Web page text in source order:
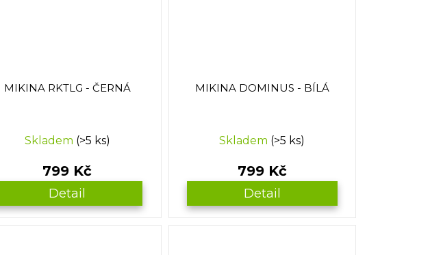
MIKINA RKTLG - ČERNÁ
Skladem (>5 ks)
799 Kč
Detail
MIKINA DOMINUS - BÍLÁ
Skladem (>5 ks)
799 Kč
Detail